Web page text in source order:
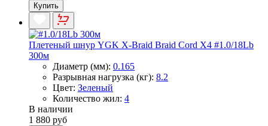
Купить
Плетеный шнур YGK X-Braid Braid Cord X4 #1.0/18Lb
300м
Диаметр (мм): 0.165
Разрывная нагрузка (кг): 8.2
Цвет: Зеленый
Количество жил: 4
В наличии
1 880 руб